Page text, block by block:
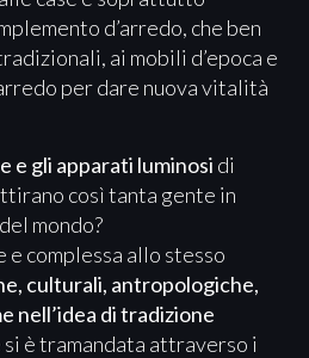
d’arredo, che ben
ai mobili d’epoca e
per dare nuova vitalità
e gli apparati luminosi di
così tanta gente in
mondo?
e complessa allo stesso
culturali, antropologiche,
nell’idea di tradizione
si è tramandata attraverso i